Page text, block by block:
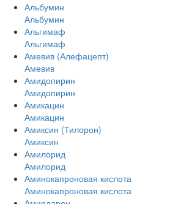
Альбумин
Альбумин
Альгимаф
Альгимаф
Амевив (Алефацепт)
Амевив
Амидопирин
Амидопирин
Амикацин
Амикацин
Амиксин (Тилорон)
Амиксин
Амилорид
Амилорид
Аминокапроновая кислота
Аминокапроновая кислота